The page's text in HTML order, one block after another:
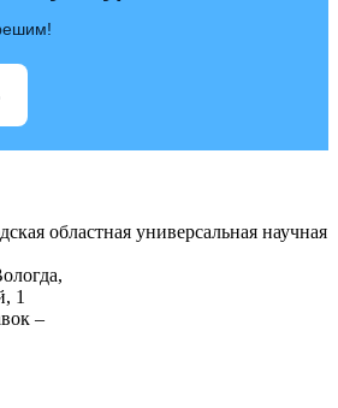
областная универсальная научная
1
–